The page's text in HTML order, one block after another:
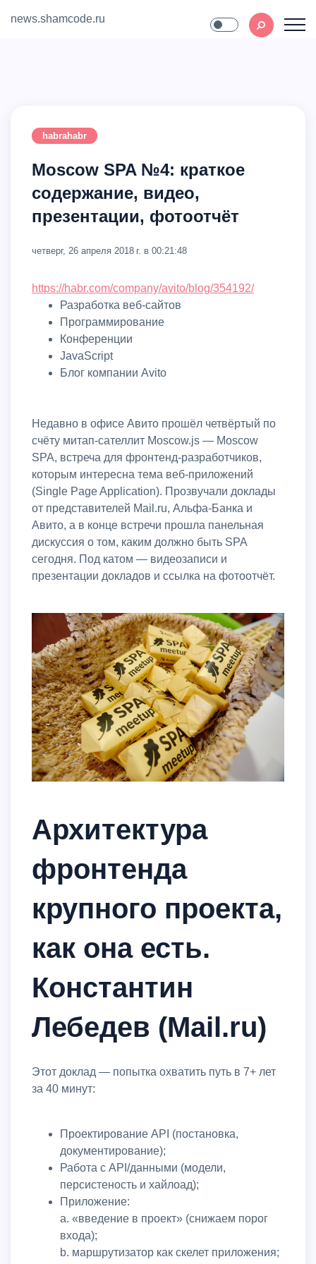
news.shamcode.ru
habrahabr
Moscow SPA №4: краткое
содержание, видео,
презентации, фотоотчёт
четверг, 26 апреля 2018 г. в 00:21:48
https://habr.com/company/avito/blog/354192/
Разработка веб-сайтов
Программирование
Конференции
JavaScript
Блог компании Avito
Недавно в офисе Авито прошёл четвёртый по
счёту митап-сателлит Moscow.js — Moscow
SPA, встреча для фронтенд-разработчиков,
которым интересна тема веб-приложений
(Single Page Application). Прозвучали доклады
от представителей Mail.ru, Альфа-Банка и
Авито, а в конце встречи прошла панельная
дискуссия о том, каким должно быть SPA
сегодня. Под катом — видеозаписи и
презентации докладов и ссылка на фотоотчёт.
Архитектура
фронтенда
крупного проекта,
как она есть.
Константин
Лебедев (Mail.ru)
Этот доклад — попытка охватить путь в 7+ лет
за 40 минут:
Проектирование API (постановка,
документирование);
Работа с API/данными (модели,
персистеность и хайлоад);
Приложение:
a. «введение в проект» (снижаем порог
входа);
b. маршрутизатор как скелет приложения;